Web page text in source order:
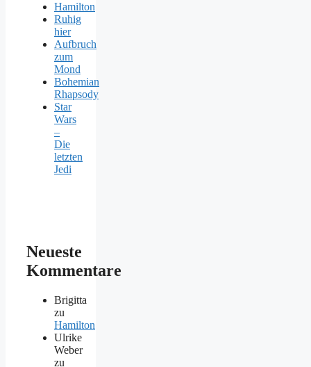
Hamilton
Ruhig
hier
Aufbruch
zum
Mond
Bohemian
Rhapsody
Star
Wars
–
Die
letzten
Jedi
Neueste
Kommentare
Brigitta
zu
Hamilton
Ulrike
Weber
zu